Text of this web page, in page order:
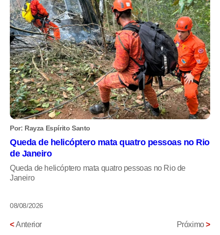
Por: Rayza Espírito Santo
Queda de helicóptero mata quatro pessoas no Rio
de Janeiro
Queda de helicóptero mata quatro pessoas no Rio de
Janeiro
08/08/2026
<Anterior Próximo>